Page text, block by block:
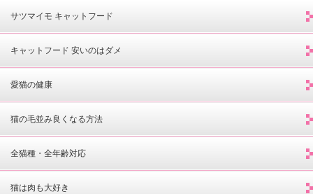
サツマイモ キャットフード
キャットフード 安いのはダメ
愛猫の健康
猫の毛並み良くなる方法
全猫種・全年齢対応
猫は肉も大好き